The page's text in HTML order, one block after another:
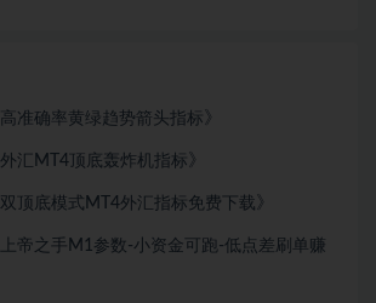
高准确率黄绿趋势箭头指标 》
外汇MT4顶底轰炸机指标 》
双顶底模式MT4外汇指标免费下载 》
上帝之手M1参数-小资金可跑-低点差刷单赚